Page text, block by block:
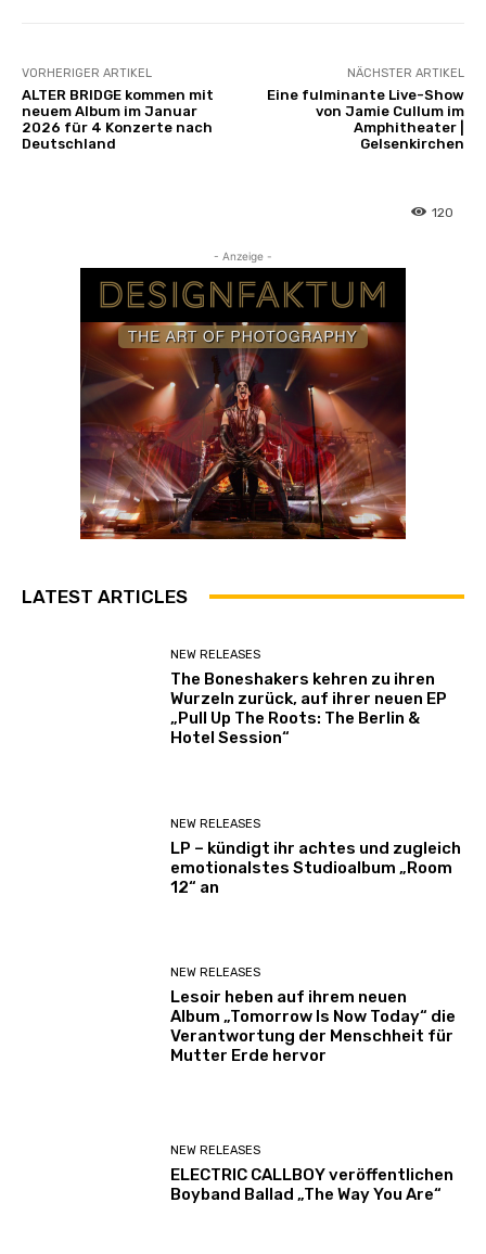
VORHERIGER ARTIKEL
ALTER BRIDGE kommen mit
neuem Album im Januar
2026 für 4 Konzerte nach
Deutschland
NÄCHSTER ARTIKEL
Eine fulminante Live-Show
von Jamie Cullum im
Amphitheater |
Gelsenkirchen
120
- Anzeige -
LATEST ARTICLES
NEW RELEASES
The Boneshakers kehren zu ihren
Wurzeln zurück, auf ihrer neuen EP
„Pull Up The Roots: The Berlin &
Hotel Session“
NEW RELEASES
LP – kündigt ihr achtes und zugleich
emotionalstes Studioalbum „Room
12“ an
NEW RELEASES
Lesoir heben auf ihrem neuen
Album „Tomorrow Is Now Today“ die
Verantwortung der Menschheit für
Mutter Erde hervor
NEW RELEASES
ELECTRIC CALLBOY veröffentlichen
Boyband Ballad „The Way You Are“